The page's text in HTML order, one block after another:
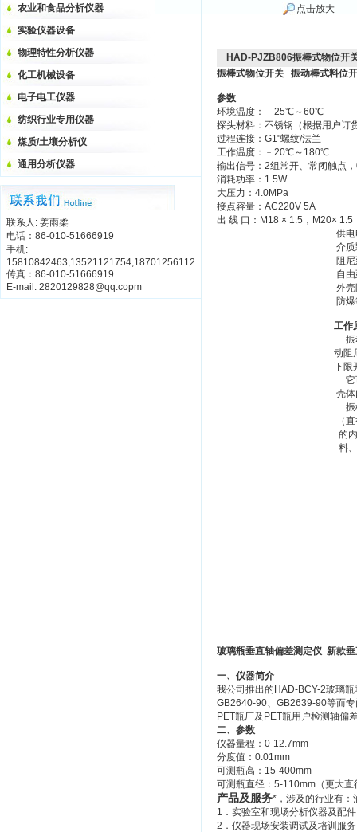
农业和食品分析仪器
实验仪器设备
物理特性分析仪器
化工机械设备
电子电工仪器
纺织行业专用仪器
煤质/土壤分析仪
通用分析仪器
联系人: 姜雨柔
电话：86-010-51666919
手机:
15810842463,13521121754,18701256112
传真：86-010-51666919
E-mail: 2820129828@qq.copm
点击放大
HAD-PJZB806振棒式物位开
振棒式物位开关 振动棒式料位
参数
环境温度：﹣25℃～60℃
探头材料：不锈钢（根据用户订
过程连接：G1"螺纹/法兰
工作温度：﹣20℃～180℃
输出信号：2组常开、常闭触点
消耗功率：1.5W
大压力：4.0MPa
接点容量：AC220V 5A
出 线 口：M18 × 1.5，M20× 1.5
供电电源：
介质颗粒：小
阻尼延时：
自由延时：
外壳防护：
防爆等级：
工作原理
振动棒是
动阻尼突然增强，这
下限开关信
它可根据控制所要求
壳体内，壳体固定的
振棒式料位开关提供
（直径大小5～10cm
的内部磨擦将不足以
料、砂糖、飞粉等
玻璃瓶垂直轴偏差测定仪 新款
一、仪器简介
我公司推出的HAD-BCY-2玻璃
GB2640-90、GB2639-90等而
PET瓶厂及PET瓶用户检测轴偏
二、参数
仪器量程：0-12.7mm
分度值：0.01mm
可测瓶高：15-400mm
可测瓶直径：5-110mm（更大直
产品及服务*，涉及的行业有：
1．实验室和现场分析仪器及配
2．仪器现场安装调试及培训服